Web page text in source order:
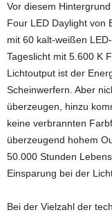
Vor diesem
Four LED Daylight von
mit 60 kalt-weißen
Tageslicht mit 5.600 K
Lichtoutput ist der
Scheinwerfern. Aber
überzeugen, hinzu
keine verbrannten
überzeugend hohem
50.000 Stunden
Einsparung bei der
Bei der Vielzahl der